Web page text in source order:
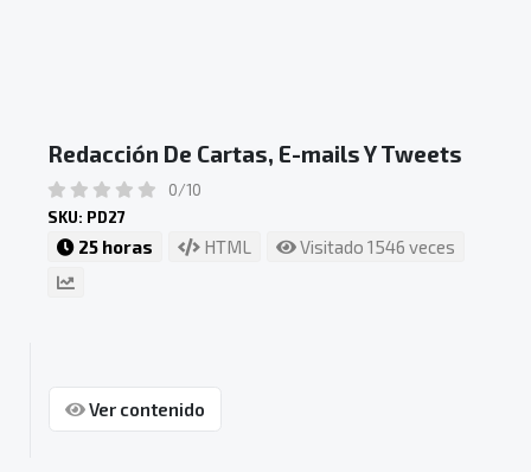
Redacción De Cartas, E-mails Y Tweets
0/10
SKU: PD27
25 horas HTML Visitado 1546 veces
Ver contenido